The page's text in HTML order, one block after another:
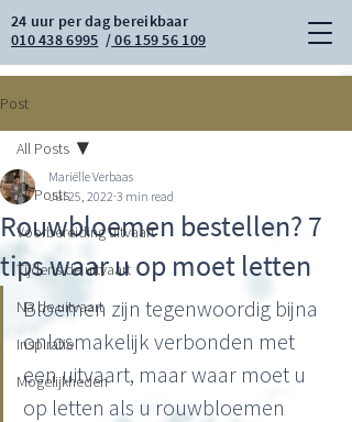
010 438 6995 /06 159 56 109
24 uur per dag bereikbaar
Post
All Posts
Voorbereiding uitvaart
Tijdens de uitvaart
Na de uitvaart
Inspiratie
Mogelijkheden
All Posts
Rouwbloemen bestellen? 7
tips waar u op moet letten
Mariëlle Verbaas
Jul 25, 2022 3 min read
Bloemen zijn tegenwoordig bijna
onlosmakelijk verbonden met
een uitvaart, maar waar moet u
op letten als u rouwbloemen